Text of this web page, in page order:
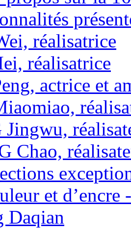
réalisatrice
réalisatrice
actrice et
Chao,
et
Daqian